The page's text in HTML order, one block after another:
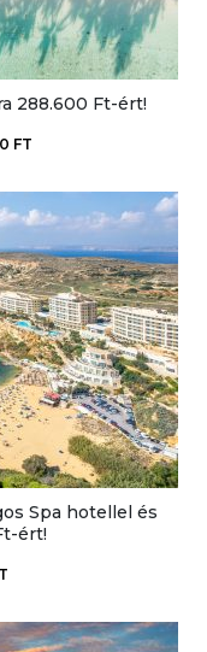
288.600 Ft-ért!
FT
Spa hotellel és
ért!